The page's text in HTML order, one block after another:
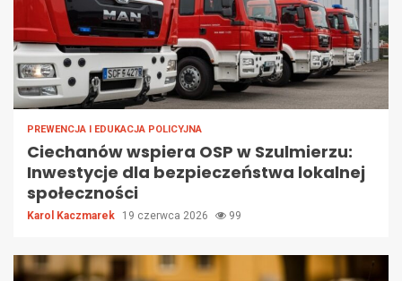
PREWENCJA I EDUKACJA POLICYJNA
Ciechanów wspiera OSP w Szulmierzu:
Inwestycje dla bezpieczeństwa lokalnej
społeczności
Karol Kaczmarek 19 czerwca 2026 99